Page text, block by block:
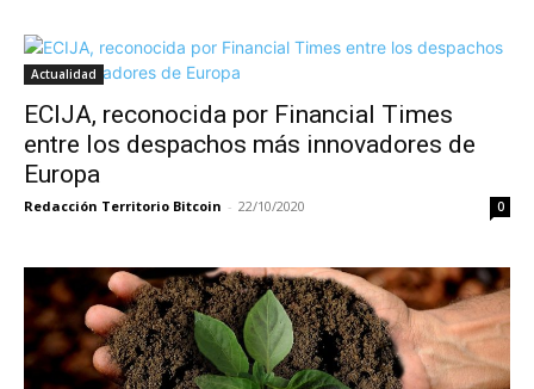
Actualidad
ECIJA, reconocida por Financial Times
entre los despachos más innovadores de
Europa
Redacción Territorio Bitcoin - 22/10/2020 0